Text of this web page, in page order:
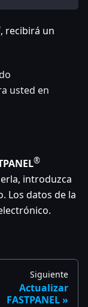
, recibirá un
usted en
®
introduzca
Los datos de la
Siguiente
Actualizar
FASTPANEL